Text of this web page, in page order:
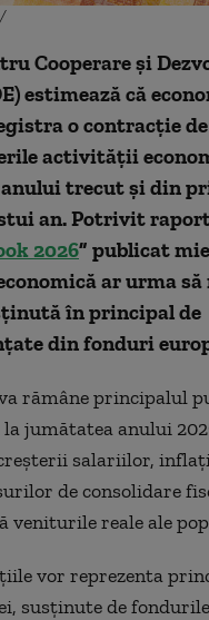
Cooperare și
estimează că
o contracție de
activității
trecut și din
an. Potrivit
2026” publicat
ar urma
în principal de
din fonduri
rămâne principalul
jumătatea anului
salariilor,
de consolidare
veniturile reale ale
vor reprezenta
susținute de